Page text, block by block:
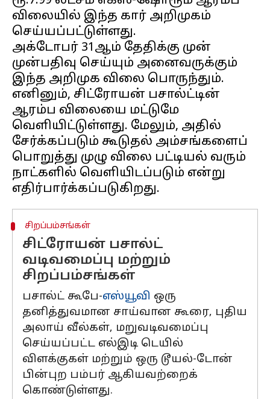
விலையில் இந்த கார் அறிமுகம்
செய்யப்பட்டுள்ளது.
அக்டோபர் 31ஆம் தேதிக்கு முன்
முன்பதிவு செய்யும் அனைவருக்கும்
இந்த அறிமுக விலை பொருந்தும்.
எனினும், சிட்ரோயன் பசால்ட்டின்
ஆரம்ப விலையை மட்டுமே
வெளியிட்டுள்ளது. மேலும், அதில்
சேர்க்கப்படும் கூடுதல் அம்சங்களைப்
பொறுத்து முழு விலை பட்டியல் வரும்
நாட்களில் வெளியிடப்படும் என்று
சிறப்பம்சங்கள்
சிட்ரோயன் பசால்ட்
வடிவமைப்பு மற்றும்
சிறப்பம்சங்கள்
பசால்ட் கூபே-எஸ்யூவி ஒரு
தனித்துவமான சாய்வான கூரை, புதிய
அலாய் வீல்கள், மறுவடிவமைப்பு
செய்யப்பட்ட எல்இடி டெயில்
விளக்குகள் மற்றும் ஒரு டூயல்-டோன்
பின்புற பம்பர் ஆகியவற்றைக்
கொண்டுள்ளது.